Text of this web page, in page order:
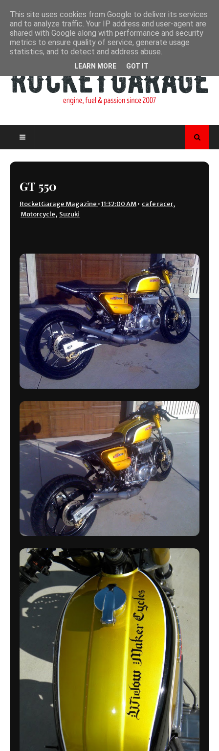
GT 550
RocketGarage Magazine •11:32:00 AM• cafe racer,
Motorcycle, Suzuki
This site uses cookies from Google to deliver its services
and to analyze traffic. Your IP address and user-agent are
shared with Google along with performance and security
metrics to ensure quality of service, generate usage
statistics, and to detect and address abuse.
LEARN MORE GOT IT